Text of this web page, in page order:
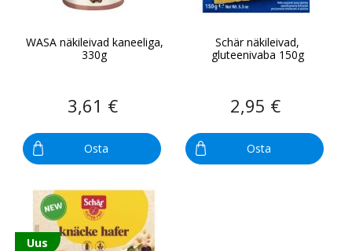
WASA näkileivad kaneeliga,
330g
3,61 €
Osta
Schär näkileivad,
gluteenivaba 150g
2,95 €
Osta
Uus